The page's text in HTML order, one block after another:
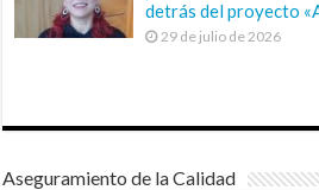
detrás del proyecto
29 de julio de 2026
Aseguramiento de la Calidad